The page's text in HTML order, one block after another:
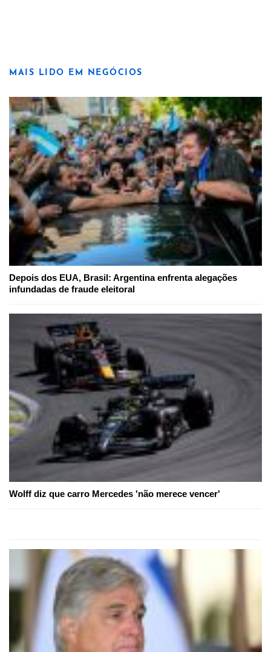
MAIS LIDO EM NEGÓCIOS
Depois dos EUA, Brasil: Argentina enfrenta alegações
infundadas de fraude eleitoral
Wolff diz que carro Mercedes 'não merece vencer'